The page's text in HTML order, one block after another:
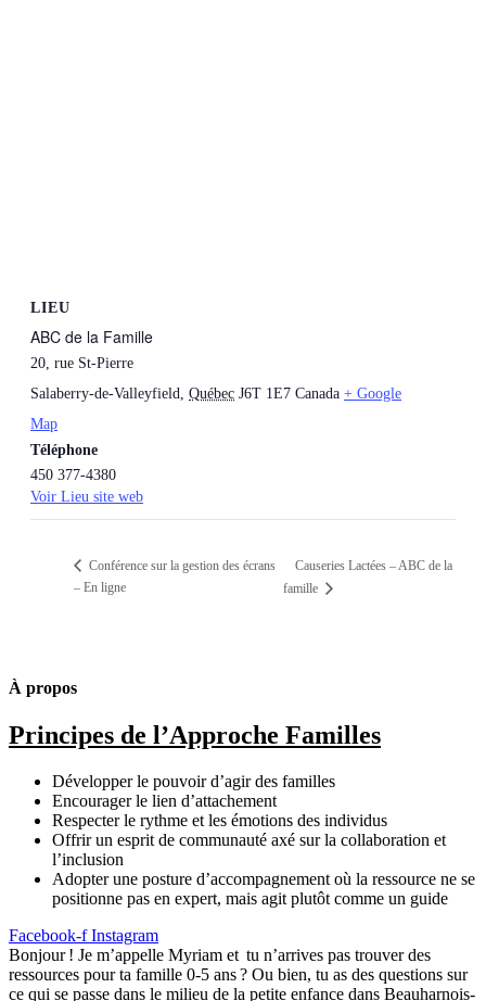
LIEU
ABC de la Famille
20, rue St-Pierre
Salaberry-de-Valleyfield, Québec J6T 1E7 Canada + Google
Map
Téléphone
450 377-4380
Voir Lieu site web
Conférence sur la gestion des écrans
– En ligne
Causeries Lactées – ABC de la
famille
À propos
Principes de l’Approche Familles
Développer le pouvoir d’agir des familles
Encourager le lien d’attachement
Respecter le rythme et les émotions des individus
Offrir un esprit de communauté axé sur la collaboration et
l’inclusion
Adopter une posture d’accompagnement où la ressource ne se
positionne pas en expert, mais agit plutôt comme un guide
Facebook-f Instagram
Bonjour ! Je m’appelle Myriam et tu n’arrives pas trouver des
ressources pour ta famille 0-5 ans ? Ou bien, tu as des questions sur
ce qui se passe dans le milieu de la petite enfance dans Beauharnois-